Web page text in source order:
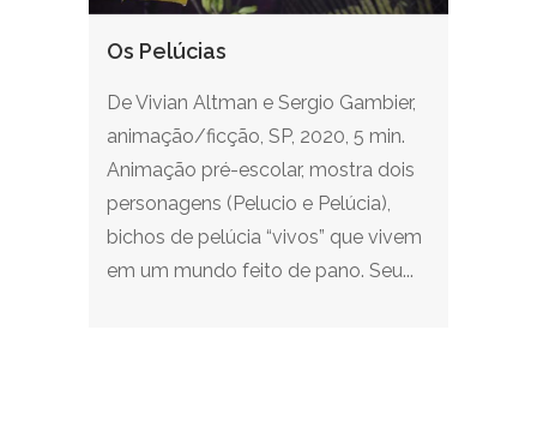
Os Pelúcias
De Vivian Altman e Sergio Gambier,
animação/ficção, SP, 2020, 5 min.
Animação pré-escolar, mostra dois
personagens (Pelucio e Pelúcia),
bichos de pelúcia “vivos” que vivem
em um mundo feito de pano. Seu...